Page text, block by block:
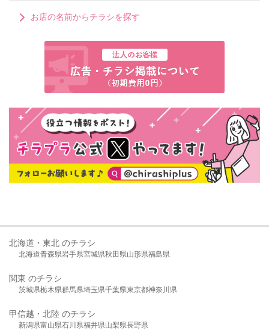
お店の名前からチラシを探す
北海道・東北 のチラシ
北海道青森県岩手県宮城県秋田県山形県福島県
関東 のチラシ
茨城県栃木県群馬県埼玉県千葉県東京都神奈川県
甲信越・北陸 のチラシ
新潟県富山県石川県福井県山梨県長野県